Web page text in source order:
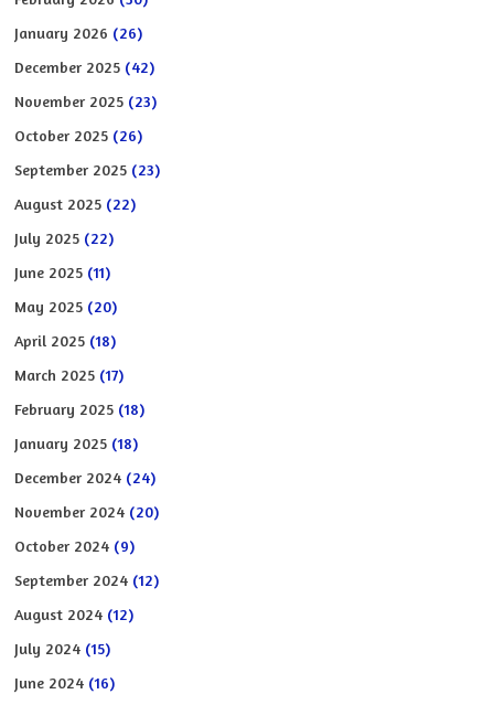
January 2026 (26)
December 2025 (42)
November 2025 (23)
October 2025 (26)
September 2025 (23)
August 2025 (22)
July 2025 (22)
June 2025 (11)
May 2025 (20)
April 2025 (18)
March 2025 (17)
February 2025 (18)
January 2025 (18)
December 2024 (24)
November 2024 (20)
October 2024 (9)
September 2024 (12)
August 2024 (12)
July 2024 (15)
June 2024 (16)